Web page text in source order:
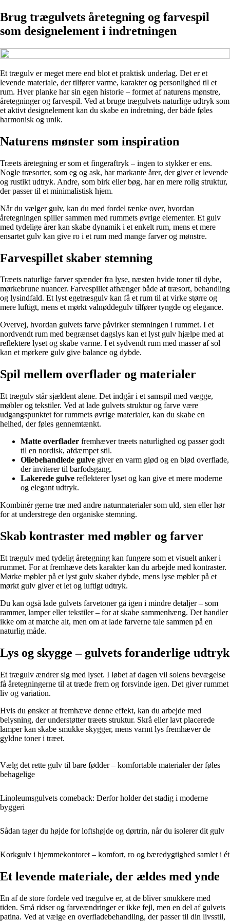
Brug trægulvets åretegning og farvespil
som designelement i indretningen
Et trægulv er meget mere end blot et praktisk underlag. Det er et
levende materiale, der tilfører varme, karakter og personlighed til et
rum. Hver planke har sin egen historie – formet af naturens mønstre,
åretegninger og farvespil. Ved at bruge trægulvets naturlige udtryk som
et aktivt designelement kan du skabe en indretning, der både føles
harmonisk og unik.
Naturens mønster som inspiration
Træets åretegning er som et fingeraftryk – ingen to stykker er ens.
Nogle træsorter, som eg og ask, har markante årer, der giver et levende
og rustikt udtryk. Andre, som birk eller bøg, har en mere rolig struktur,
der passer til et minimalistisk hjem.
Når du vælger gulv, kan du med fordel tænke over, hvordan
åretegningen spiller sammen med rummets øvrige elementer. Et gulv
med tydelige årer kan skabe dynamik i et enkelt rum, mens et mere
ensartet gulv kan give ro i et rum med mange farver og mønstre.
Farvespillet skaber stemning
Træets naturlige farver spænder fra lyse, næsten hvide toner til dybe,
mørkebrune nuancer. Farvespillet afhænger både af træsort, behandling
og lysindfald. Et lyst egetræsgulv kan få et rum til at virke større og
mere luftigt, mens et mørkt valnøddegulv tilfører tyngde og elegance.
Overvej, hvordan gulvets farve påvirker stemningen i rummet. I et
nordvendt rum med begrænset dagslys kan et lyst gulv hjælpe med at
reflektere lyset og skabe varme. I et sydvendt rum med masser af sol
kan et mørkere gulv give balance og dybde.
Spil mellem overflader og materialer
Et trægulv står sjældent alene. Det indgår i et samspil med vægge,
møbler og tekstiler. Ved at lade gulvets struktur og farve være
udgangspunktet for rummets øvrige materialer, kan du skabe en
helhed, der føles gennemtænkt.
Matte overflader fremhæver træets naturlighed og passer godt
til en nordisk, afdæmpet stil.
Oliebehandlede gulve giver en varm glød og en blød overflade,
der inviterer til barfodsgang.
Lakerede gulve reflekterer lyset og kan give et mere moderne
og elegant udtryk.
Kombinér gerne træ med andre naturmaterialer som uld, sten eller hør
for at understrege den organiske stemning.
Skab kontraster med møbler og farver
Et trægulv med tydelig åretegning kan fungere som et visuelt anker i
rummet. For at fremhæve dets karakter kan du arbejde med kontraster.
Mørke møbler på et lyst gulv skaber dybde, mens lyse møbler på et
mørkt gulv giver et let og luftigt udtryk.
Du kan også lade gulvets farvetoner gå igen i mindre detaljer – som
rammer, lamper eller tekstiler – for at skabe sammenhæng. Det handler
ikke om at matche alt, men om at lade farverne tale sammen på en
naturlig måde.
Lys og skygge – gulvets foranderlige udtryk
Et trægulv ændrer sig med lyset. I løbet af dagen vil solens bevægelse
få åretegningerne til at træde frem og forsvinde igen. Det giver rummet
liv og variation.
Hvis du ønsker at fremhæve denne effekt, kan du arbejde med
belysning, der understøtter træets struktur. Skrå eller lavt placerede
lamper kan skabe smukke skygger, mens varmt lys fremhæver de
gyldne toner i træet.
Vælg det rette gulv til bare fødder – komfortable materialer der føles
behagelige
Linoleumsgulvets comeback: Derfor holder det stadig i moderne
byggeri
Sådan tager du højde for loftshøjde og dørtrin, når du isolerer dit gulv
Korkgulv i hjemmekontoret – komfort, ro og bæredygtighed samlet i ét
Et levende materiale, der ældes med ynde
En af de store fordele ved trægulve er, at de bliver smukkere med
tiden. Små ridser og farveændringer er ikke fejl, men en del af gulvets
patina. Ved at vælge en overfladebehandling, der passer til din livsstil,